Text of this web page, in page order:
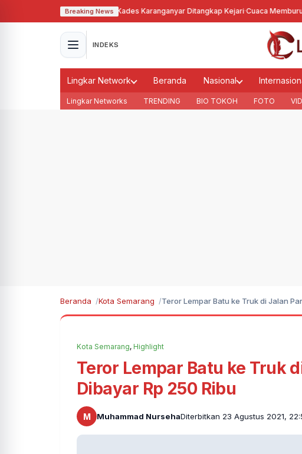
Breaking News
Tanah Bengkok, Kades Karanganyar Ditangkap Kejari·Cuaca Memburuk,
INDEKS
Lingkar Network Beranda Nasional
Lingkar Networks TRENDING BIO TOKOH FOTO
Beranda Kota Semarang Teror Lempar Batu ke Truk di Jalan
Kota Semarang, Highlight
Teror Lempar Batu ke Truk
Dibayar Rp 250 Ribu
M Muhammad NursehaDiterbitkan 23 Agustus 2021,